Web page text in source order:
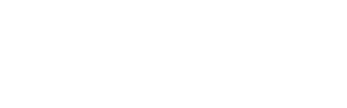
als gewohnt, deshalb jedoch nicht weniger motiviert auf den
den Weg nach „Carlsons Corner“, wo unser ersten
Wasser sprang. Mit so einem tollen Start in den Tag kann
einen Drift machen, die anderen entschieden sich für einen
Muränen, Teppich-Krokodilfisch und vielen weiteren